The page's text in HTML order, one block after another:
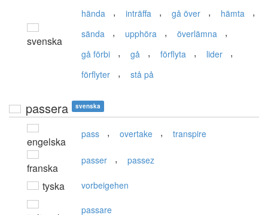
svenska
hända , inträffa , gå över , hämta ,
sända , upphöra , överlämna ,
gå förbi , gå , förflyta , lider ,
förflyter , stå på
passera svenska
engelska
pass , overtake , transpire
franska
passer , passez
tyska vorbeigehen
passare